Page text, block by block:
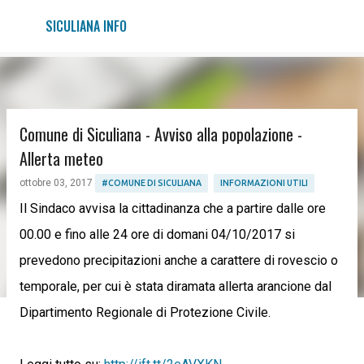
Passa ai contenuti principali
SICULIANA INFO
Comune di Siculiana - Avviso alla popolazione -
Allerta meteo
ottobre 03, 2017 #COMUNE DI SICULIANA INFORMAZIONI UTILI
Il Sindaco avvisa la cittadinanza che a partire dalle ore
00.00 e fino alle 24 ore di domani 04/10/2017 si
prevedono precipitazioni anche a carattere di rovescio o
temporale, per cui è stata diramata allerta arancione dal
Dipartimento Regionale di Protezione Civile.